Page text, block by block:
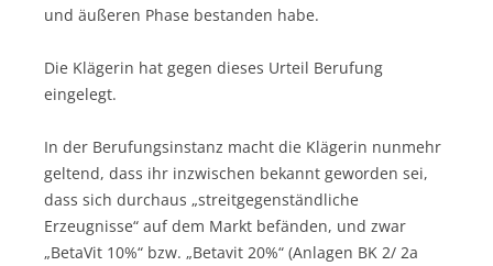
und äußeren Phase bestanden habe.
Die Klägerin hat gegen dieses Urteil Berufung
eingelegt.
In der Berufungsinstanz macht die Klägerin nunmehr
geltend, dass ihr inzwischen bekannt geworden sei,
dass sich durchaus „streitgegenständliche
Erzeugnisse“ auf dem Markt befänden, und zwar
„BetaVit 10%“ bzw. „Betavit 20%“ (Anlagen BK 2/ 2a